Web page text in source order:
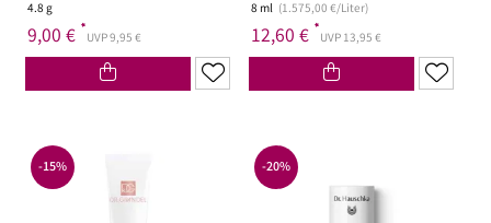
4.8 g
9,00 € *UVP 9,95 €
8 ml (1.575,00 €/Liter)
12,60 € *UVP 13,95 €
-15% -20%